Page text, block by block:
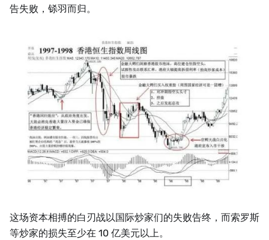
告失败，铩羽而归。
这场资本相搏的白刃战以国际炒家们的失败告终，而索罗斯
等炒家的损失至少在 10 亿美元以上。